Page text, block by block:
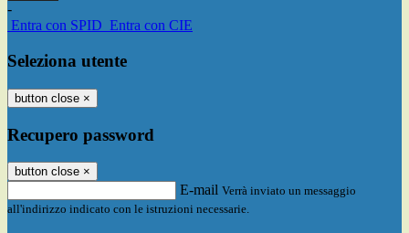
-
Entra con SPID Entra con CIE
Seleziona utente
button close ×
Recupero password
button close ×
E-mail Verrà inviato un messaggio
all'indirizzo indicato con le istruzioni necessarie.